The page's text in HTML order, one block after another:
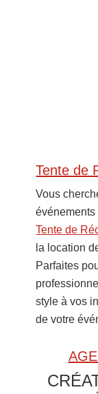
Primary
Sidebar
Tente de
Vous
Tente de
la location
Parfaites
style à vos
de votre